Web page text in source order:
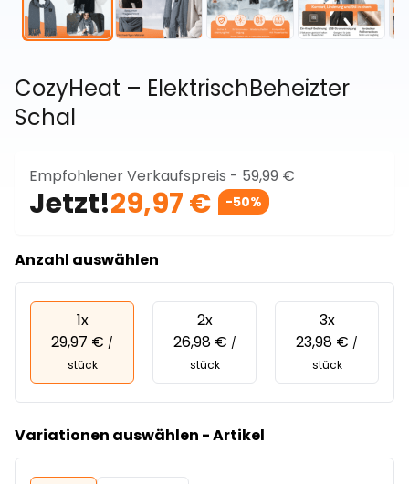
CozyHeat – ElektrischBeheizter
Schal
Empfohlener Verkaufspreis - 59,99 €
Jetzt!29,97 € -50%
Anzahl auswählen
1x
29,97 € /
stück
2x
26,98 € /
stück
3x
23,98 € /
stück
Variationen auswählen - Artikel